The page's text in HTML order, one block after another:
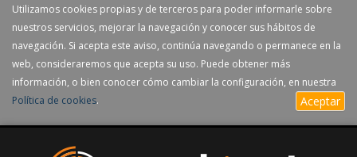
Utilizamos cookies propias y de terceros para poder informarle sobre
nuestros servicios, mejorar la navegación y conocer sus hábitos de
navegación. Si acepta este aviso, continúa navegando o permanece en la
web, consideraremos que acepta su uso. Puede obtener más
información, o bien conocer cómo cambiar la configuración, en nuestra
Política de cookies. Aceptar